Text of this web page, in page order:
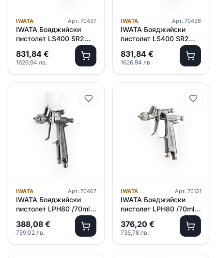
IWATA Арт. 70437
IWATA Бояджийски
пистолет LS400 SR2
/ECO SET/ – 1.3 ET
831,84 €
1626,94 лв.
IWATA Арт. 70436
IWATA Бояджийски
пистолет LS400 SR2
/ECO SET/ – 1.2 ET
831,84 €
1626,94 лв.
IWATA Арт. 70467
IWATA Бояджийски
пистолет LPH80 /70ml/
– 1.2 + казанче 250ml
388,08 €
759,02 лв.
IWATA Арт. 70131
IWATA Бояджийски
пистолет LPH80 /70ml/
376,20 €
735,78 лв.